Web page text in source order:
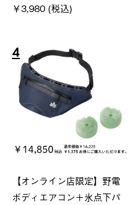
￥3,980 (税込)
4
【オンライン店限定】野電
ボディエアコン＋氷点下パ